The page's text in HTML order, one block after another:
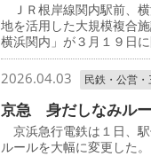
ＪＲ根岸線関内駅前、
地を活用した大規模複合
横浜関内」が３月１９日に
2026.04.03 民鉄・公営・
京急 身だしなみル
京浜急行電鉄は１日、
ルールを大幅に変更した。